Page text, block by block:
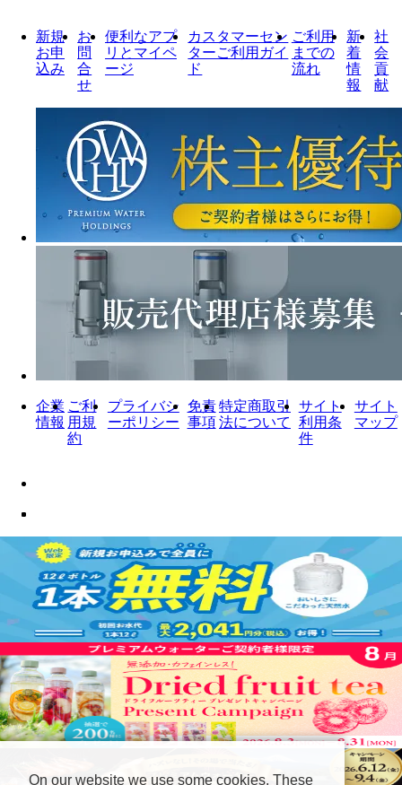
新規
お申
込み
お
問
合
せ
便利なアプ
リとマイペ
ージ
カスタマーセン
ターご利用ガイ
ド
ご利用
までの
流れ
新
着
情
報
社
会
貢
献
企業
情報
ご利
用規
約
プライバシ
ーポリシー
免責
事項
特定商取引
法について
サイト
利用条
件
サイト
マップ
On our website we use some cookies. These